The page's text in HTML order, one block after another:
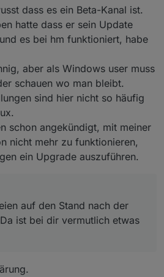
dass es ein Beta-Kanal ist.
hatte dass er sein Update
es bei hm funktioniert, habe
aber als Windows user muss
schauen wo man bleibt.
sind hier nicht so häufig
schon angekündigt, mit meiner
nicht mehr zu funktionieren,
ein Upgrade auszuführen.
auf den Stand nach der
ist bei dir vermutlich etwas